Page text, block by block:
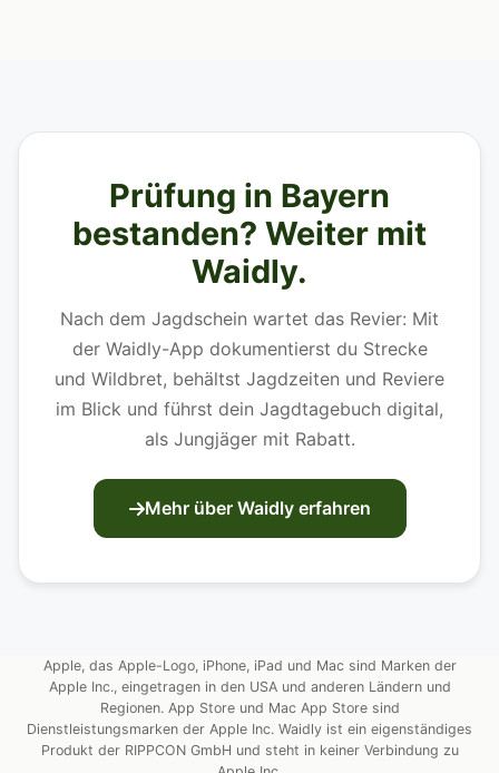
Prüfung in Bayern
bestanden? Weiter mit
Waidly.
Nach dem Jagdschein wartet das Revier: Mit
der Waidly-App dokumentierst du Strecke
und Wildbret, behältst Jagdzeiten und Reviere
im Blick und führst dein Jagdtagebuch digital,
als Jungjäger mit Rabatt.
Mehr über Waidly erfahren
Apple, das Apple-Logo, iPhone, iPad und Mac sind Marken der
Apple Inc., eingetragen in den USA und anderen Ländern und
Regionen. App Store und Mac App Store sind
Dienstleistungsmarken der Apple Inc. Waidly ist ein eigenständiges
Produkt der RIPPCON GmbH und steht in keiner Verbindung zu